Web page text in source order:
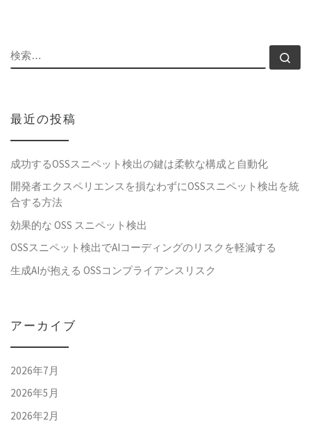
検索
最近の投稿
成功するOSSスニペット検出の鍵は柔軟な構成と自動化
開発者エクスペリエンスを損なわずにOSSスニペット検出を統
合する方法
効果的な OSS スニペット検出
OSSスニペット検出でAIコーディングのリスクを軽減する
生成AIが抱える OSSコンプライアンスリスク
アーカイブ
2026年7月
2026年5月
2026年2月